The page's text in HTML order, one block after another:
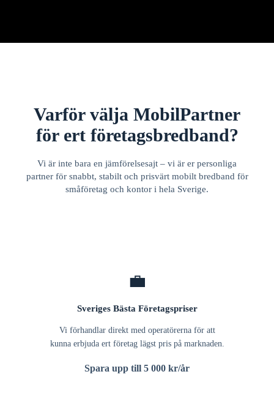
Varför välja MobilPartner
för ert företagsbredband?
Vi är inte bara en jämförelsesajt – vi är er personliga
partner för snabbt, stabilt och prisvärt mobilt bredband för
småföretag och kontor i hela Sverige.
💼
Sveriges Bästa Företagspriser
Vi förhandlar direkt med operatörerna för att
kunna erbjuda ert företag lägst pris på marknaden.
Spara upp till 5 000 kr/år